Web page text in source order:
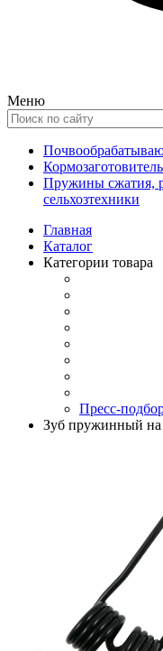
Меню
Пружины сжатия,
сельхозтехники
Главная
Каталог
Категории товара
Пресс-
Зуб пружинный